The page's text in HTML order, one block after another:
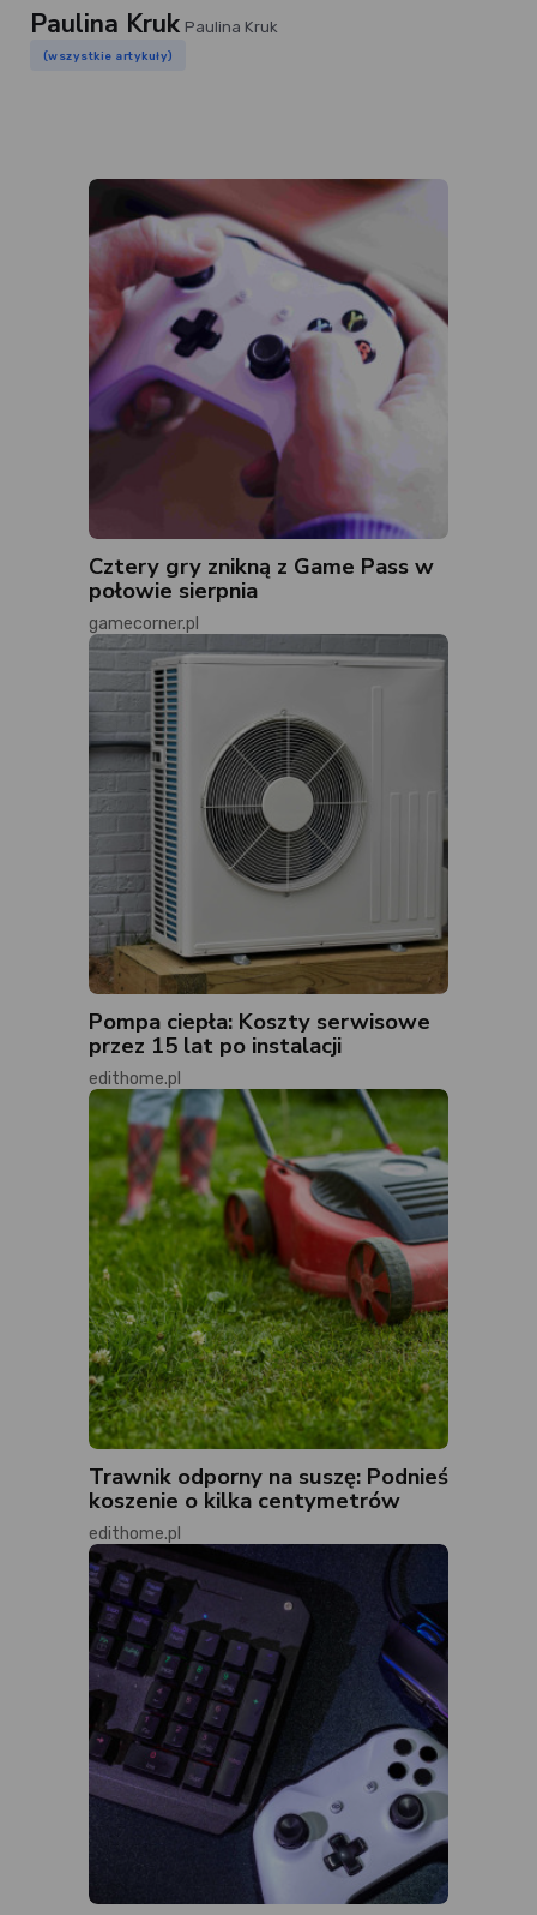
Paulina Kruk Paulina Kruk
(wszystkie artykuły)
Cztery gry znikną z Game Pass w
połowie sierpnia
gamecorner.pl
Pompa ciepła: Koszty serwisowe
przez 15 lat po instalacji
edithome.pl
Trawnik odporny na suszę: Podnieś
koszenie o kilka centymetrów
edithome.pl